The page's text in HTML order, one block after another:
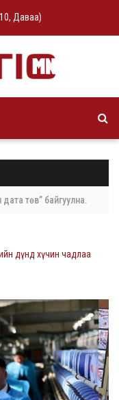
Даваа)
төв” байгуулна.
дүнд хүчин чадлаа